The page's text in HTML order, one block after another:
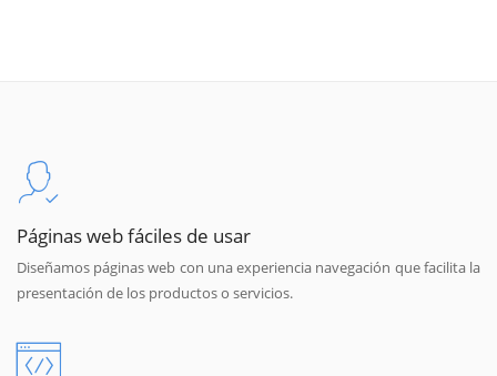
Páginas web fáciles de usar
Diseñamos páginas web con una experiencia navegación que facilita la
presentación de los productos o servicios.